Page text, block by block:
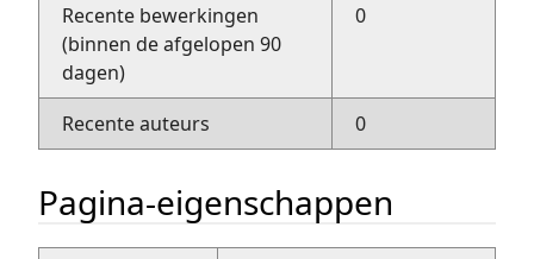
Recente bewerkingen
(binnen de afgelopen 90
dagen)
0
Recente auteurs 0
Pagina-eigenschappen